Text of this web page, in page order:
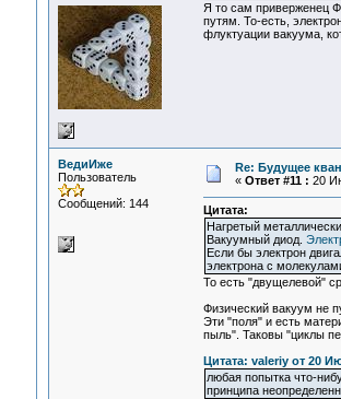
Я то сам приверженец
путям. То-есть,
флуктуации вакуума,
ВедиИже
Пользователь
Сообщений: 144
Re: Будущее
« Ответ #11 : 20
Цитата:
Нагретый
Вакуумный диод.
Если бы электрон
электрона с
То есть "двущелевой"
Физический вакуум не
Эти "поля" и есть
пыль". Таковы "циклы
Цитата: valeriy от 20
любая попытка что-
принципа